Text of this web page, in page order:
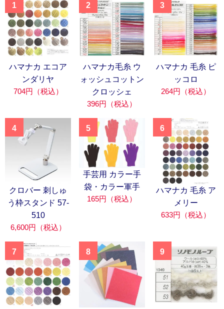
1
ハマナカ エコア
ンダリヤ
704円（税込）
2
ハマナカ毛糸 ウ
ォッシュコットン
クロッシェ
396円（税込）
3
ハマナカ 毛糸 ピ
ッコロ
264円（税込）
4
クロバー 刺しゅ
う枠スタンド 57-
510
6,600円（税込）
5
手芸用 カラー手
袋・カラー軍手
165円（税込）
6
ハマナカ 毛糸 ア
メリー
633円（税込）
7 8 9